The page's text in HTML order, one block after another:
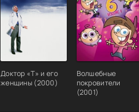
Доктор «Т» и его
женщины (2000)
Волшебные
покровители
(2001)